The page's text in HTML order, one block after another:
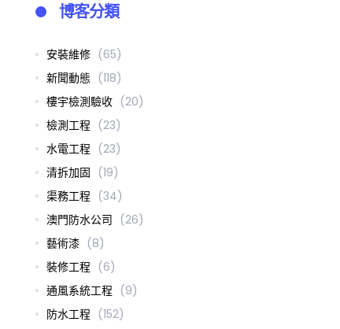
博客分類
安裝維修 (65)
新聞動態 (118)
樓宇檢測驗收 (20)
檢測工程 (23)
水電工程 (23)
清拆加固 (19)
渠務工程 (34)
澳門防水公司 (26)
藝術漆 (8)
裝修工程 (6)
通風系統工程 (9)
防水工程 (152)